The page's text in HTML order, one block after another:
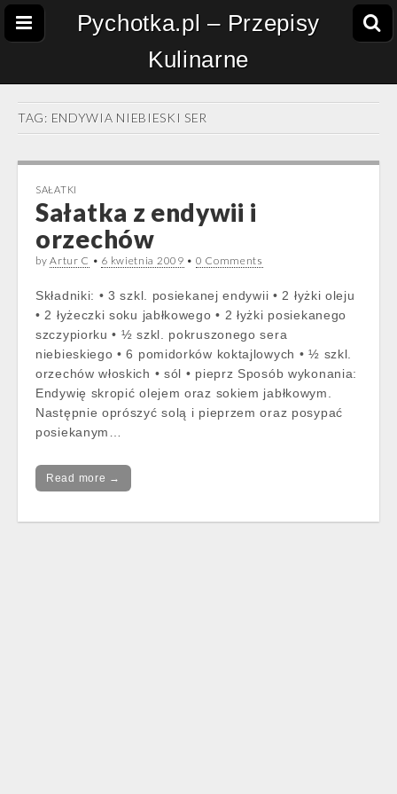
Pychotka.pl – Przepisy
Kulinarne
TAG: ENDYWIA NIEBIESKI SER
SAŁATKI
Sałatka z endywii i
orzechów
byArtur C • 6 kwietnia 2009 • 0 Comments
Składniki: • 3 szkl. posiekanej endywii • 2 łyżki oleju
• 2 łyżeczki soku jabłkowego • 2 łyżki posiekanego
szczypiorku • ½ szkl. pokruszonego sera
niebieskiego • 6 pomidorków koktajlowych • ½ szkl.
orzechów włoskich • sól • pieprz Sposób wykonania:
Endywię skropić olejem oraz sokiem jabłkowym.
Następnie oprószyć solą i pieprzem oraz posypać
posiekanym…
Read more →